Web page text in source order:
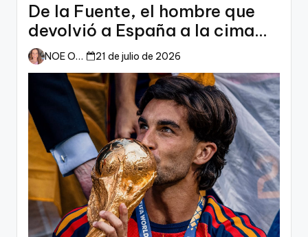
De la Fuente, el hombre que
devolvió a España a la cima
del mundo
NOE ORTIZ 21 de julio de 2026